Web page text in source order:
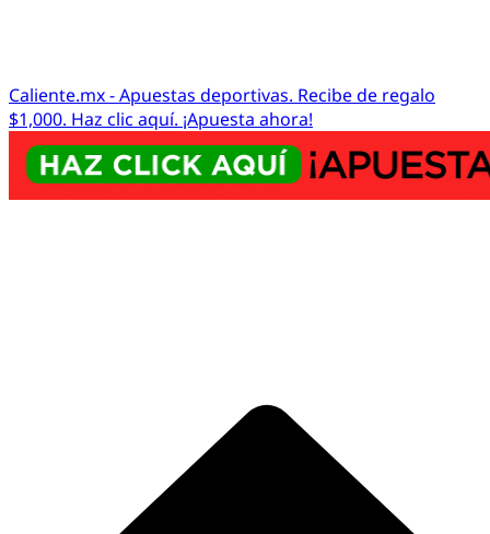
Caliente.mx - Apuestas deportivas. Recibe de regalo
$1,000. Haz clic aquí. ¡Apuesta ahora!